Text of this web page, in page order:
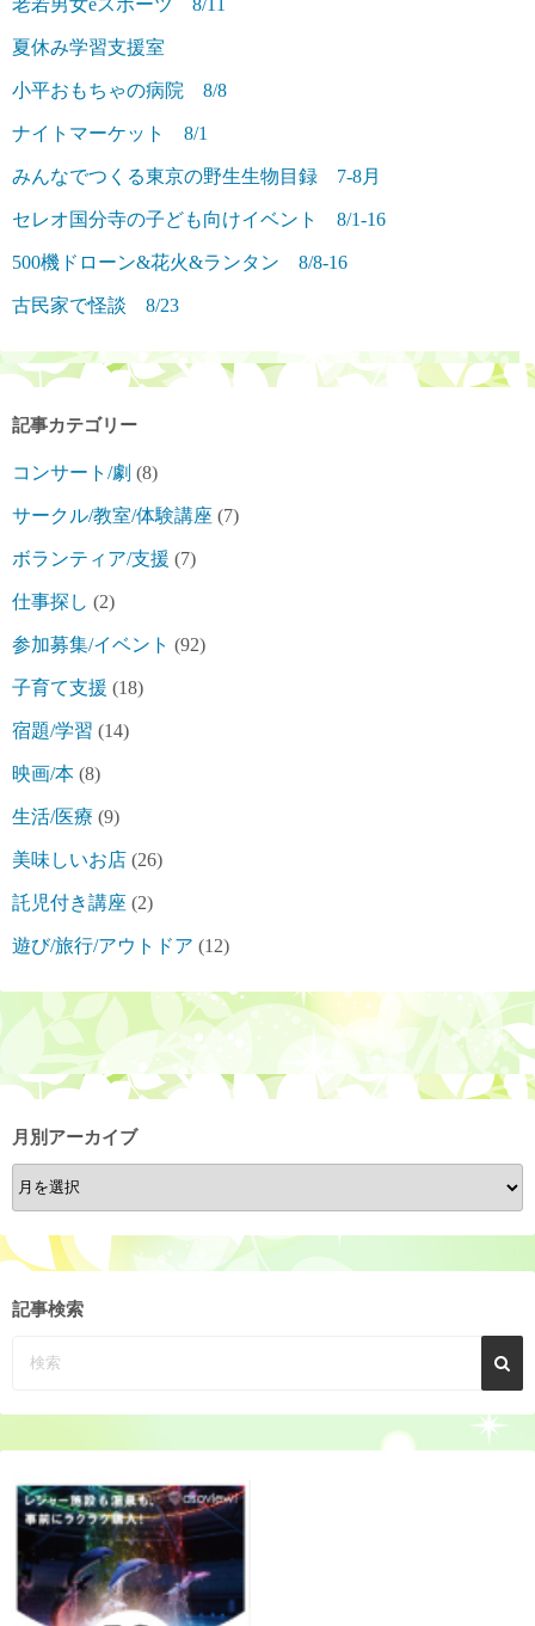
夏休み学習支援室
小平おもちゃの病院 8/8
ナイトマーケット 8/1
みんなでつくる東京の野生生物目録 7-8月
セレオ国分寺の子ども向けイベント 8/1-16
500機ドローン&花火&ランタン 8/8-16
古民家で怪談 8/23
記事カテゴリー
コンサート/劇 (8)
サークル/教室/体験講座 (7)
ボランティア/支援 (7)
仕事探し (2)
参加募集/イベント (92)
子育て支援 (18)
宿題/学習 (14)
映画/本 (8)
生活/医療 (9)
美味しいお店 (26)
託児付き講座 (2)
遊び/旅行/アウトドア (12)
月別アーカイブ
月
別
ー
カ
記事検索